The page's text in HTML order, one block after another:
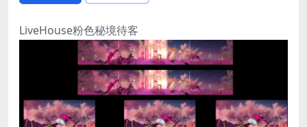
LiveHouse粉色秘境待客